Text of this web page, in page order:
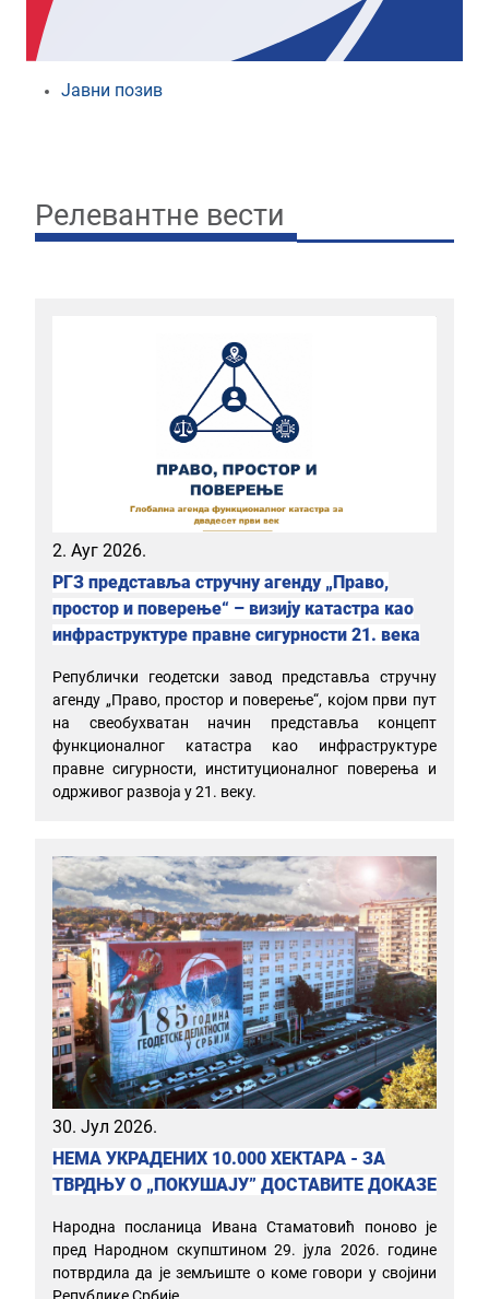
Јавни позив
Релевантне вести
2. Ауг 2026.
РГЗ представља стручну агенду „Право,
простор и поверење“ – визију катастра као
инфраструктуре правне сигурности 21. века
Републички геодетски завод представља стручну
агенду „Право, простор и поверење“, којом први пут
на свеобухватан начин представља концепт
функционалног катастра као инфраструктуре
правне сигурности, институционалног поверења и
одрживог развоја у 21. веку.
30. Јул 2026.
НЕМА УКРАДЕНИХ 10.000 ХЕКТАРА - ЗА
ТВРДЊУ О „ПОКУШАЈУ” ДОСТАВИТЕ ДОКАЗЕ
Народна посланица Ивана Стаматовић поново је
пред Народном скупштином 29. јула 2026. године
потврдила да је земљиште о коме говори у својини